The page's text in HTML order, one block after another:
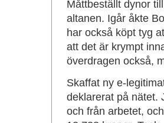
Måttbeställt dynor
altanen. Igår åkte
har också köpt tyg
att det är krympt
överdragen också,
Skaffat ny e-
deklarerat på nätet.
och från arbetet,